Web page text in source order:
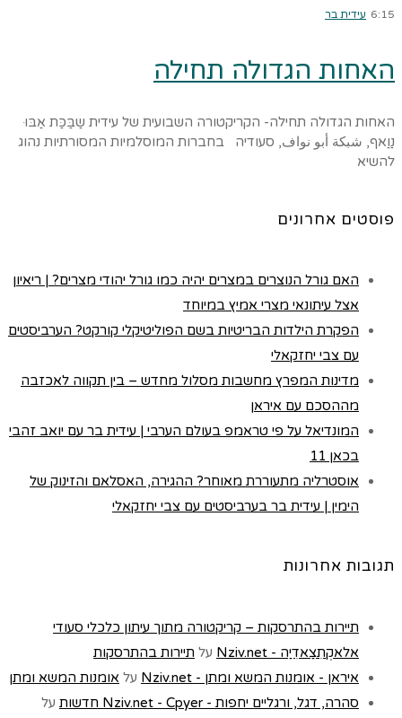
6:15 עידית בר
האחות הגדולה תחילה
האחות הגדולה תחילה- הקריקטורה השבועית של עידית שַבַּכַּת אַבּוּ
נַוַאף, شبكة أبو نواف, סעודיה בחברות המוסלמיות המסורתיות נהוג
להשיא
פוסטים אחרונים
האם גורל הנוצרים במצרים יהיה כמו גורל יהודי מצרים? | ריאיון
אצל עיתונאי מצרי אמיץ במיוחד
הפקרת הילדות הבריטיות בשם הפוליטיקלי קורקט? הערביסטים
עם צבי יחזקאלי
מדינות המפרץ מחשבות מסלול מחדש – בין תקווה לאכזבה
מההסכם עם איראן
המונדיאל על פי טראמפ בעולם הערבי | עידית בר עם יואב זהבי
בכאן 11
אוסטרליה מתעוררת מאוחר? ההגירה, האסלאם והזינוק של
הימין | עידית בר בערביסטים עם צבי יחזקאלי
תגובות אחרונות
תיירות בהתרסקות – קריקטורה מתוך עיתון כלכלי סעודי
אלאקְתִצַאדִיַה - Nziv.net
על תיירות בהתרסקות
איראן - אומנות המשא ומתן - Nziv.net
על אומנות המשא ומתן
סהרה, דגל, ורגליים יחפות - Nziv.net - Cpyer חדשות
על